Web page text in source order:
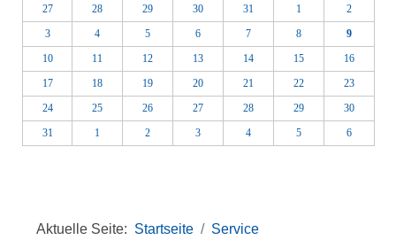
27 28 29 30 31 1
2
3
4 5 6 7 8
9
10
11 12 13 14 15
16
17
18 19 20 21 22
23
24
25 26 27 28 29
30
31
1 2 3 4 5 6
Aktuelle Seite: Startseite
Service